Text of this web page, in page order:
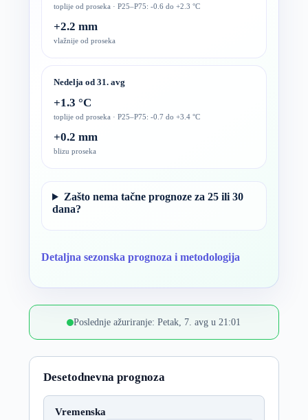
toplije od proseka · P25–P75: -0.6 do +2.3 °C
+2.2 mm
vlažnije od proseka
Nedelja od 31. avg
+1.3 °C
toplije od proseka · P25–P75: -0.7 do +3.4 °C
+0.2 mm
blizu proseka
Zašto nema tačne prognoze za 25 ili 30
dana?
Detaljna sezonska prognoza i metodologija
Poslednje ažuriranje: Petak, 7. avg u 21:01
Desetodnevna prognoza
Vremenska